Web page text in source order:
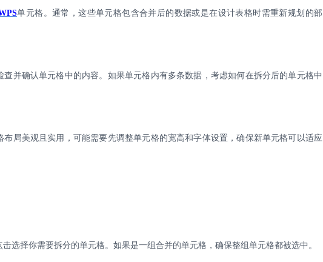
单元格。通常，这些单元格包含合并后的数据或是在设计表格时需重新规划的部
查并确认单元格中的内容。如果单元格内有多条数据，考虑如何在拆分后的单元格中
布局美观且实用，可能需要先调整单元格的宽高和字体设置，确保新单元格可以适应
选择你需要拆分的单元格。如果是一组合并的单元格，确保整组单元格都被选中。